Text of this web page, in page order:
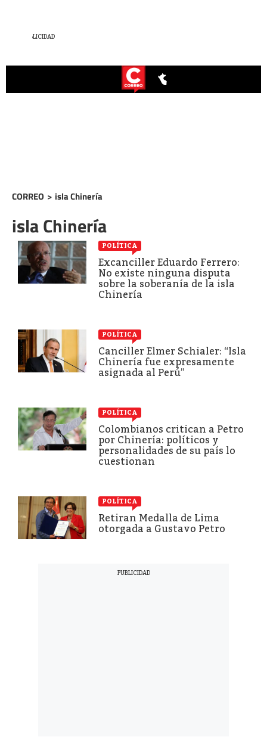
CORREO > isla Chinería
isla Chinería
POLÍTICA
Excanciller Eduardo Ferrero:
No existe ninguna disputa
sobre la soberanía de la isla
Chinería
POLÍTICA
Canciller Elmer Schialer: “Isla
Chinería fue expresamente
asignada al Perú”
POLÍTICA
Colombianos critican a Petro
por Chinería: políticos y
personalidades de su país lo
cuestionan
POLÍTICA
Retiran Medalla de Lima
otorgada a Gustavo Petro